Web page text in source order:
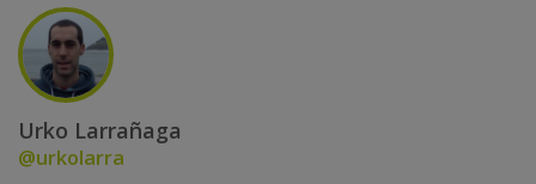
Urko Larrañaga
@urkolarra